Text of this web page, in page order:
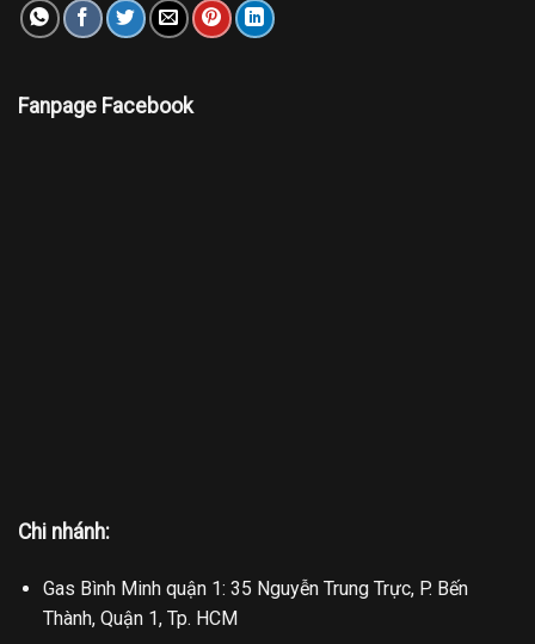
Fanpage Facebook
Chi nhánh:
Gas Bình Minh quận 1: 35 Nguyễn Trung Trực, P. Bến
Thành, Quận 1, Tp. HCM